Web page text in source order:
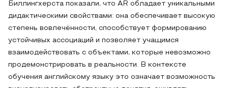
Биллингхерста показали, что AR обладает уникальными
дидактическими свойствами: она обеспечивает высокую
степень вовлечённости, способствует формированию
устойчивых ассоциаций и позволяет учащимся
взаимодействовать с объектами, которые невозможно
продемонстрировать в реальности. В контексте
обучения английскому языку это означает возможность